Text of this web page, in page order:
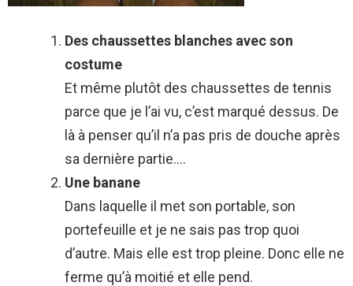
Des chaussettes blanches avec son
costume
Et même plutôt des chaussettes de tennis
parce que je l’ai vu, c’est marqué dessus. De
là à penser qu’il n’a pas pris de douche après
sa dernière partie….
Une banane
Dans laquelle il met son portable, son
portefeuille et je ne sais pas trop quoi
d’autre. Mais elle est trop pleine. Donc elle ne
ferme qu’à moitié et elle pend.